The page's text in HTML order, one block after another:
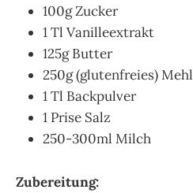
100g Zucker
1 Tl Vanilleextrakt
125g Butter
250g (glutenfreies) Mehl
1 Tl Backpulver
1 Prise Salz
250-300ml Milch
Zubereitung: